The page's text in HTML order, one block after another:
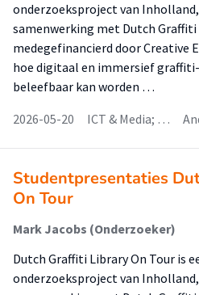
onderzoeksproject van
samenwerking met Dutch Graffiti
medegefinancierd door Creative
hoe digitaal en immersief
beleefbaar kan worden …
2026-05-20
ICT & Media; …
Studentpresentaties
On Tour
Mark Jacobs (Onderzoeker)
Dutch Graffiti Library On Tour is
onderzoeksproject van